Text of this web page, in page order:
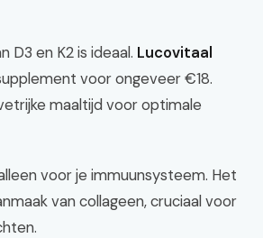
D3 en K2 is ideaal. Lucovitaal
voor ongeveer €18.
maaltijd voor optimale
voor je immuunsysteem. Het
van collageen, cruciaal voor